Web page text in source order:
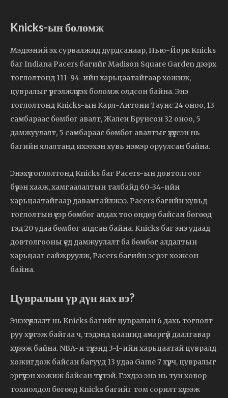
Knicks-ын боломж
Мэдээний эх сурвалжид дурдсанаар, Нью-Йорк Knicks
баг Indiana Pacers багийг Madison Square Garden дээрх
тоглолтонд 111-94-ийн харьцаатайгаар хожиж,
цувралыг үргэлжлүүлэх боломж олдсон байна. Энэ
тоглолтонд Knicks-ын Карл-Антони Таунс 24 оноо, 13
самбараас бөмбөг авалт, Жален Брунсон 32 оноо, 5
дамжуулалт, 5 самбараас бөмбөг авалтыг үзүүлсэн нь
багийн ялалтанд ихээхэн хувь нэмэр оруулсан байна.
Энэхүү тоглолтонд Knicks баг Pacers-ын довтолгоог
бүрэн хааж, хамгаалалтын талбайд 60-34-ийн
харьцаатайгаар давамгайлжээ. Pacers багийн хувьд
тоглолтын үеэр бөмбөг алдах тоо өндөр байсан бөгөөд
тэд 20 удаа бөмбөг алдсан байна. Knicks баг энэ удаад
довтолгооны үед дамжуулалт ба бөмбөг алдалтын
харьцааг сайжруулж, Pacers багийн эсрэг хожсон
байна.
Цувралын үр дүн яах вэ?
Энэхүү ялалт нь Knicks багийг цувралын 6 дахь тоглолт
руу хүргэж байгаа ч, тэдэнд цаашид амаргүй даалгавар
хүлээж байна. NBA-н түүхэнд 3-1-ийн харьцаатай цувралд
хожигдож байсан багууд 13 удаа Game 7 хүрч, цувралыг
эргүүлэн хожиж байсан түүхтэй. Гэхдээ энэ нь тун ховор
тохиолдол бөгөөд Knicks багийг том сорилт хүлээж